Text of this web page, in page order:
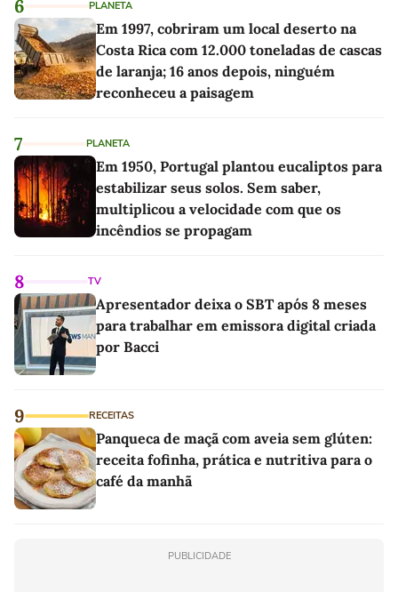
6 PLANETA
Em 1997, cobriram um local deserto na
Costa Rica com 12.000 toneladas de cascas
de laranja; 16 anos depois, ninguém
reconheceu a paisagem
7 PLANETA
Em 1950, Portugal plantou eucaliptos para
estabilizar seus solos. Sem saber,
multiplicou a velocidade com que os
incêndios se propagam
8 TV
Apresentador deixa o SBT após 8 meses
para trabalhar em emissora digital criada
por Bacci
9 RECEITAS
Panqueca de maçã com aveia sem glúten:
receita fofinha, prática e nutritiva para o
café da manhã
PUBLICIDADE